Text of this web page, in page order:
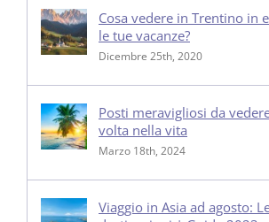
Cosa vedere in Trentino in
le tue vacanze?
Dicembre 25th, 2020
Posti meravigliosi da
volta nella vita
Marzo 18th, 2024
Viaggio in Asia ad agosto: